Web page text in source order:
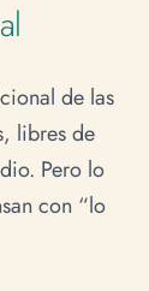
de las
libres de
Pero lo
con “lo